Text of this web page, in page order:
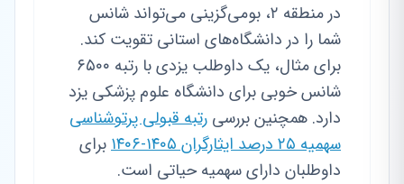
در منطقه ۲، بومی‌گزینی می‌تواند شانس
شما را در دانشگاه‌های استانی تقویت کند.
برای مثال، یک داوطلب یزدی با رتبه ۶۵۰۰
شانس خوبی برای دانشگاه علوم پزشکی یزد
دارد. همچنین بررسی رتبه قبولی پرتوشناسی
سهمیه ۲۵ درصد ایثارگران ۱۴۰۵-۱۴۰۶
برای
داوطلبان دارای سهمیه حیاتی است.